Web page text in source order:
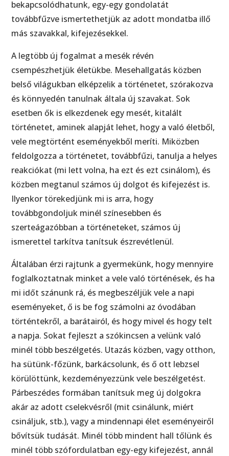
bekapcsolódhatunk, egy-egy gondolatát
továbbfűzve ismertethetjük az adott mondatba illő
más szavakkal, kifejezésekkel.
A legtöbb új fogalmat a mesék révén
csempészhetjük életükbe. Mesehallgatás közben
belső világukban elképzelik a történetet, szórakozva
és könnyedén tanulnak általa új szavakat. Sok
esetben ők is elkezdenek egy mesét, kitalált
történetet, aminek alapját lehet, hogy a való életből,
vele megtörtént eseményekből meríti. Miközben
feldolgozza a történetet, továbbfűzi, tanulja a helyes
reakciókat (mi lett volna, ha ezt és ezt csinálom), és
közben megtanul számos új dolgot és kifejezést is.
Ilyenkor törekedjünk mi is arra, hogy
továbbgondoljuk minél színesebben és
szerteágazóbban a történeteket, számos új
ismerettel tarkítva tanítsuk észrevétlenül.
Általában érzi rajtunk a gyermekünk, hogy mennyire
foglalkoztatnak minket a vele való történések, és ha
mi időt szánunk rá, és megbeszéljük vele a napi
eseményeket, ő is be fog számolni az óvodában
történtekről, a barátairól, és hogy mivel és hogy telt
a napja. Sokat fejleszt a szókincsen a velünk való
minél több beszélgetés. Utazás közben, vagy otthon,
ha sütünk-főzünk, barkácsolunk, és ő ott lebzsel
körülöttünk, kezdeményezzünk vele beszélgetést.
Párbeszédes formában tanítsuk meg új dolgokra
akár az adott cselekvésről (mit csinálunk, miért
csináljuk, stb.), vagy a mindennapi élet eseményeiről
bővítsük tudását. Minél több mindent hall tőlünk és
minél több szófordulatban egy-egy kifejezést, annál